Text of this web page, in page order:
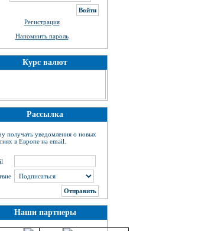
Регистрация
Напомнить пароль
Курс валют
Рассылка
получать уведомления о новых
в Европе на email.
Наши партнеры